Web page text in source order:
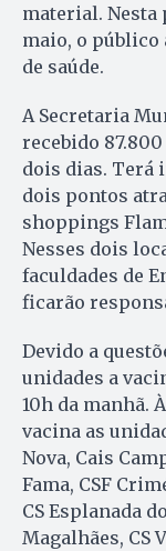
material. Nesta
maio, o público
de saúde.
A Secretaria
recebido
dois dias. Terá
dois pontos
shoppings
Nesses dois
faculdades de
ficarão
Devido a
unidades a
10h da manhã.
vacina as
Nova, Cais
Fama, CSF
CS Esplanada
Magalhães, CS